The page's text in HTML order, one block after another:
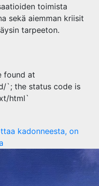
toimista
sekä aiemman kriisit
tarpeeton.
found at
`; the status code is
html`
kadonneesta, on